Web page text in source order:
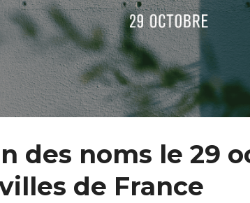
des noms le 29
de France